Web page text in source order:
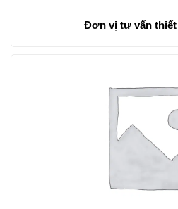
Đơn vị tư vấn thiết